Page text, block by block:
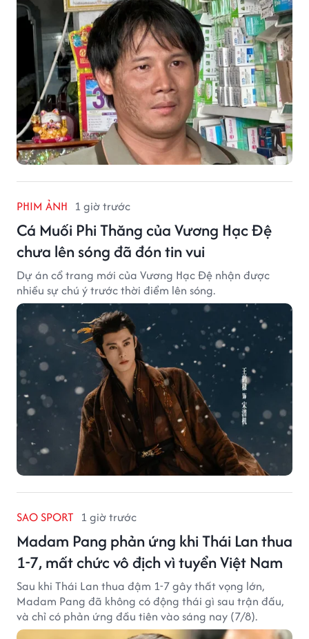
PHIM ẢNH 1 giờ trước
Cá Muối Phi Thăng của Vương Hạc Đệ
chưa lên sóng đã đón tin vui
Dự án cổ trang mới của Vương Hạc Đệ nhận được
nhiều sự chú ý trước thời điểm lên sóng.
SAO SPORT 1 giờ trước
Madam Pang phản ứng khi Thái Lan thua
1-7, mất chức vô địch vì tuyển Việt Nam
Sau khi Thái Lan thua đậm 1-7 gây thất vọng lớn,
Madam Pang đã không có động thái gì sau trận đấu,
và chỉ có phản ứng đầu tiên vào sáng nay (7/8).